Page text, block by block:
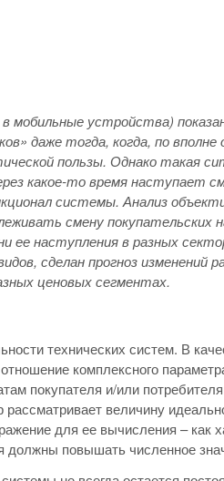
мобильные устройства)
даже тогда, когда, по вполне
пользы. Однако такая
какое-то время наступает
системы. Анализ
смену покупательских
ее наступления в разных
сделан прогноз изменений
ценовых сегментах.
технических систем. В
комплексного
покупателя и/или
величину
для ее вычисления – как
должны повышать численное